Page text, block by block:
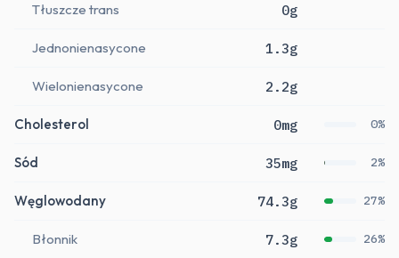
Tłuszcze trans 0g
Jednonienasycone 1.3g
Wielonienasycone 2.2g
Cholesterol 0mg 0%
Sód 35mg 2%
Węglowodany 74.3g 27%
Błonnik 7.3g 26%